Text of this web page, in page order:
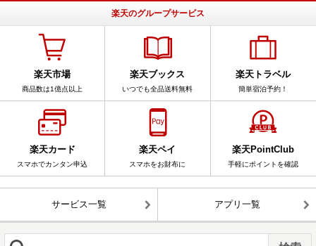
楽天のグループサービス
楽天市場
商品数は1億点以上
楽天ブックス
いつでも全品送料無料
楽天トラベル
簡単宿泊予約！
楽天カード
スマホでカンタン申込
楽天ペイ
スマホをお財布に
楽天PointClub
手軽にポイントを確認
サービス一覧 アプリ一覧